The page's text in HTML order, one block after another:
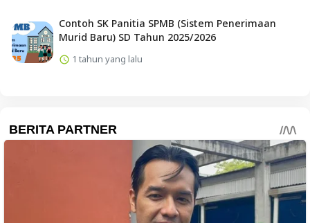
Contoh SK Panitia SPMB (Sistem Penerimaan
Murid Baru) SD Tahun 2025/2026
1 tahun yang lalu